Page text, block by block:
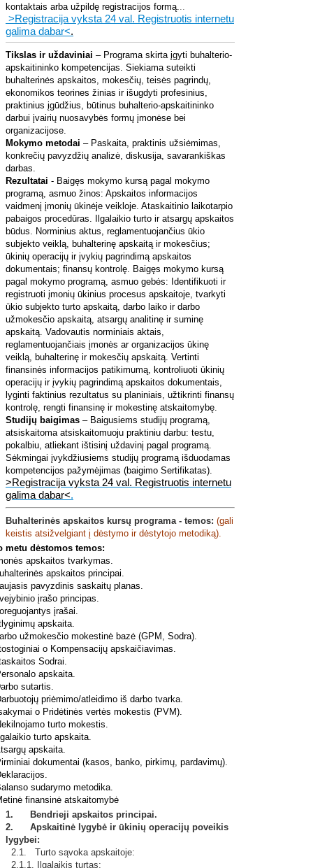
kontaktais arba užpildę registracijos formą.
>Registracija vyksta 24 val. Registruotis internetu
galima dabar<.
Tikslas ir uždaviniai – Programa skirta įgyti buhalterio-
apskaitininko kompetencijas. Siekiama suteikti
buhalterinės apskaitos, mokesčių, teisės pagrindų,
ekonomikos teorines žinias ir išugdyti profesinius,
praktinius įgūdžius, būtinus buhalterio-apskaitininko
darbui įvairių nuosavybės formų įmonėse bei
organizacijose.
Mokymo metodai – Paskaita, praktinis užsiėmimas,
konkrečių pavyzdžių analizė, diskusija, savarankiškas
darbas.
Rezultatai - Baigęs mokymo kursą pagal mokymo
programą, asmuo žinos: Apskaitos informacijos
vaidmenį įmonių ūkinėje veikloje. Ataskaitinio laikotarpio
pabaigos procedūras. Ilgalaikio turto ir atsargų apskaitos
būdus. Norminius aktus, reglamentuojančius ūkio
subjekto veiklą, buhalterinę apskaitą ir mokesčius;
ūkinių operacijų ir įvykių pagrindimą apskaitos
dokumentais; finansų kontrolę. Baigęs mokymo kursą
pagal mokymo programą, asmuo gebės: Identifikuoti ir
registruoti įmonių ūkinius procesus apskaitoje, tvarkyti
ūkio subjekto turto apskaitą, darbo laiko ir darbo
užmokesčio apskaitą, atsargų analitinę ir suminę
apskaitą. Vadovautis norminiais aktais,
reglamentuojančiais įmonės ar organizacijos ūkinę
veiklą, buhalterinę ir mokesčių apskaitą. Vertinti
finansinės informacijos patikimumą, kontroliuoti ūkinių
operacijų ir įvykių pagrindimą apskaitos dokumentais,
lyginti faktinius rezultatus su planiniais, užtikrinti finansų
kontrolę, rengti finansinę ir mokestinę atskaitomybę.
Studijų baigimas – Baigusiems studijų programą,
atsiskaitoma atsiskaitomuoju praktiniu darbu: testu,
pokalbiu, atliekant ištisinį uždavinį pagal programą.
Sėkmingai įvykdžiusiems studijų programą išduodamas
kompetencijos pažymėjimas (baigimo Sertifikatas).
>Registracija vyksta 24 val. Registruotis internetu
galima dabar<.
Buhalterinės apskaitos kursų programa - temos: (gali
keistis atsižvelgiant į dėstymo ir dėstytojo metodiką).
metu dėstomos temos:
apskaitos tvarkymas.
apskaitos principai.
pavyzdinis saskaitų planas.
įrašo principas.
įrašai.
apskaita.
užmokesčio mokestinė bazė (GPM, Sodra).
o Kompensacijų apskaičiavimas.
Sodrai.
apskaita.
sutartis.
priėmimo/atleidimo iš darbo tvarka.
o Pridėtinės vertės mokestis (PVM).
turto mokestis.
turto apskaita.
apskaita.
dokumentai (kasos, banko, pirkimų, pardavimų).
sudarymo metodika.
finansinė atskaitomybė
1. Bendrieji apskaitos principai.
2. Apskaitinė lygybė ir ūkinių operacijų poveikis
lygybei:
2.1. Turto sąvoka apskaitoje:
2.1.1. Ilgalaikis turtas;